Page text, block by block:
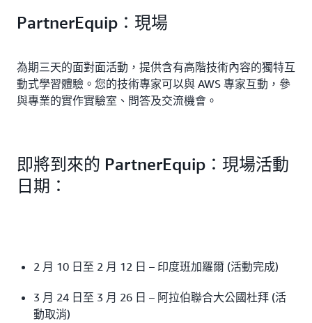
PartnerEquip：現場
為期三天的面對面活動，提供含有高階技術內容的獨特互
動式學習體驗。您的技術專家可以與 AWS 專家互動，參
與專業的實作實驗室、問答及交流機會。
即將到來的 PartnerEquip：現場活動
日期：
2 月 10 日至 2 月 12 日 – 印度班加羅爾 (活動完成)
3 月 24 日至 3 月 26 日 – 阿拉伯聯合大公國杜拜 (活
動取消)